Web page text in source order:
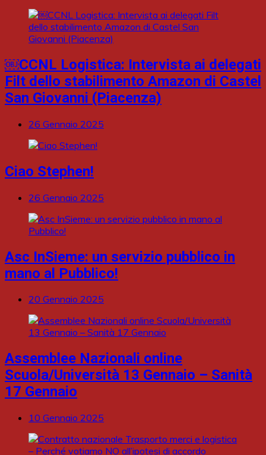
￼CCNL Logistica: Intervista ai delegati
Filt dello stabilimento Amazon di Castel
San Giovanni (Piacenza)
26 Gennaio 2025
Ciao Stephen!
26 Gennaio 2025
Asc InSieme: un servizio pubblico in
mano al Pubblico!
20 Gennaio 2025
Assemblee Nazionali online
Scuola/Università 13 Gennaio – Sanità
17 Gennaio
10 Gennaio 2025